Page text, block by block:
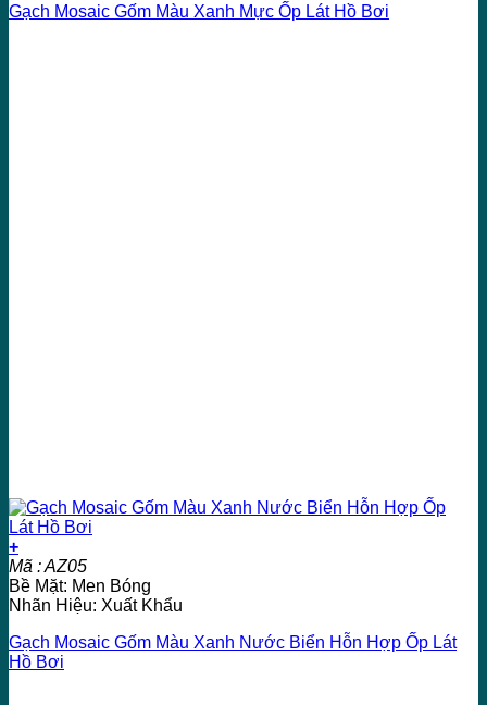
Gạch Mosaic Gốm Màu Xanh Mực Ốp Lát Hồ Bơi
+
Mã : AZ05
Bề Mặt: Men Bóng
Nhãn Hiệu: Xuất Khẩu
Gạch Mosaic Gốm Màu Xanh Nước Biển Hỗn Hợp Ốp Lát
Hồ Bơi